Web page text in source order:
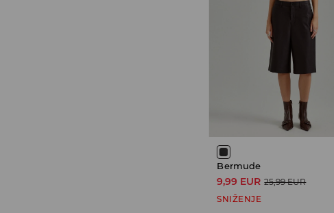
Bermude
9,99 EUR 25,99 EUR
SNIŽENJE